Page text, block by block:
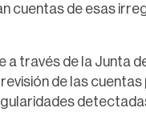
cuentas de esas
a través de la Junta
de las cuentas